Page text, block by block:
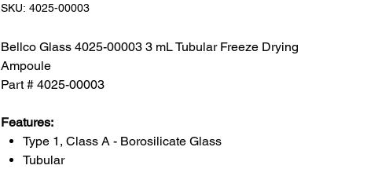
SKU:
SKU:
4025-
4025-00003
Bellco Glass 4025-00003 3 mL Tubular Freeze Drying
Ampoule
Part # 4025-00003
Features:
Type 1, Class A - Borosilicate Glass
Tubular